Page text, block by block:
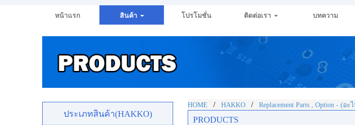
หน้าแรก สินค้า โปรโมชั่น ติดต่อเรา บทความ
ประเภทสินค้า(HAKKO)
HOME / HAKKO / Replacement Parts , Option - (
PRODUCTS